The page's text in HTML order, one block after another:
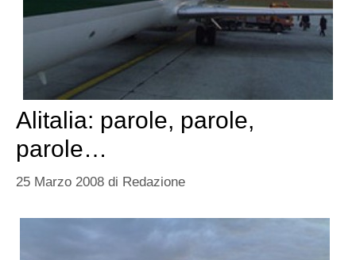
Alitalia: parole, parole,
parole…
25 Marzo 2008 di Redazione